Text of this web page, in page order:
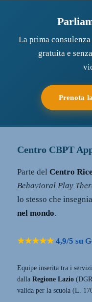
La prima
gratuita e
Prenota
Centro CBPT
Parte del Centro
Behavioral Play
lo stesso che
nel mondo.
★★★★★ 4,9/5 su
Equipe inserita tra i
dalla Regione Lazio
valida per la scuola (L.